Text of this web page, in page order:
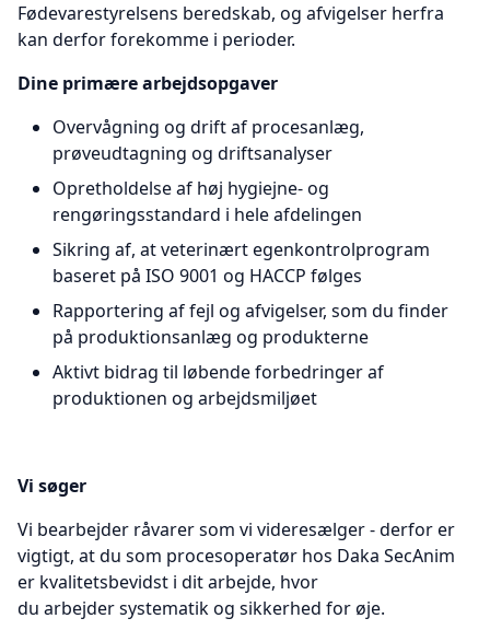
Fødevarestyrelsens beredskab, og afvigelser herfra
kan derfor forekomme i perioder.
Dine primære arbejdsopgaver
Overvågning og drift af procesanlæg,
prøveudtagning og driftsanalyser
Opretholdelse af høj hygiejne- og
rengøringsstandard i hele afdelingen
Sikring af, at veterinært egenkontrolprogram
baseret på ISO 9001 og HACCP følges
Rapportering af fejl og afvigelser, som du finder
på produktionsanlæg og produkterne
Aktivt bidrag til løbende forbedringer af
produktionen og arbejdsmiljøet
Vi søger
Vi bearbejder råvarer som vi videresælger - derfor er
vigtigt, at du som procesoperatør hos Daka SecAnim
er kvalitetsbevidst i dit arbejde, hvor
du arbejder systematik og sikkerhed for øje.